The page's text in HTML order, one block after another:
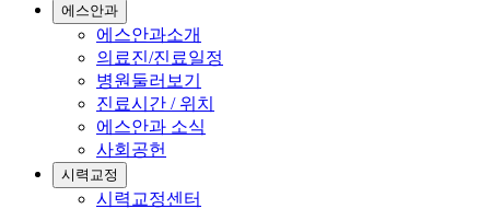
에스안과
에스안과소개
의료진/진료일정
병원둘러보기
진료시간 / 위치
에스안과 소식
사회공헌
시력교정
시력교정센터